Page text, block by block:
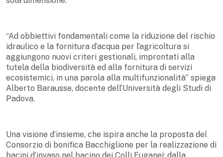
“Ad obbiettivi fondamentali come la riduzione del rischio
idraulico e la fornitura d’acqua per l’agricoltura si
aggiungono nuovi criteri gestionali, improntati alla
tutela della biodiversità ed alla fornitura di servizi
ecosistemici, in una parola alla multifunzionalità” spiega
Alberto Barausse, docente dell’Università degli Studi di
Padova.
Una visione d’insieme, che ispira anche la proposta del
Consorzio di bonifica Bacchiglione per la realizzazione di